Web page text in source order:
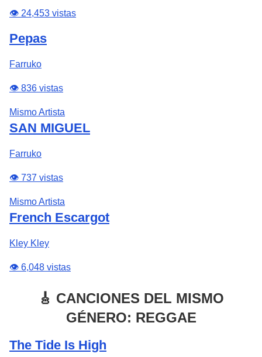
👁️ 24,453 vistas
Pepas
Farruko
👁️ 836 vistas
Mismo Artista
SAN MIGUEL
Farruko
👁️ 737 vistas
Mismo Artista
French Escargot
Kley Kley
👁️ 6,048 vistas
🎸 CANCIONES DEL MISMO
GÉNERO: REGGAE
The Tide Is High